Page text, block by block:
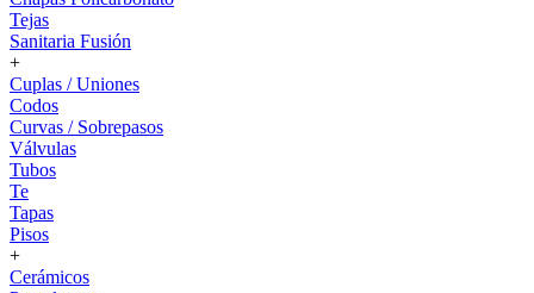
Tejas
Sanitaria Fusión
+
Cuplas / Uniones
Codos
Curvas / Sobrepasos
Válvulas
Tubos
Te
Tapas
Pisos
+
Cerámicos